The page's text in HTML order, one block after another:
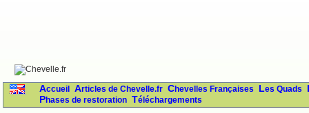
Accueil Articles de Chevelle.fr Chevelles Françaises
Les Quads
Phases de restoration
Téléchargements